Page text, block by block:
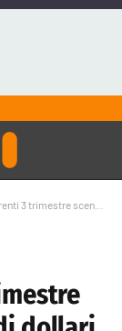
scende a 226,4 miliardi di dollari